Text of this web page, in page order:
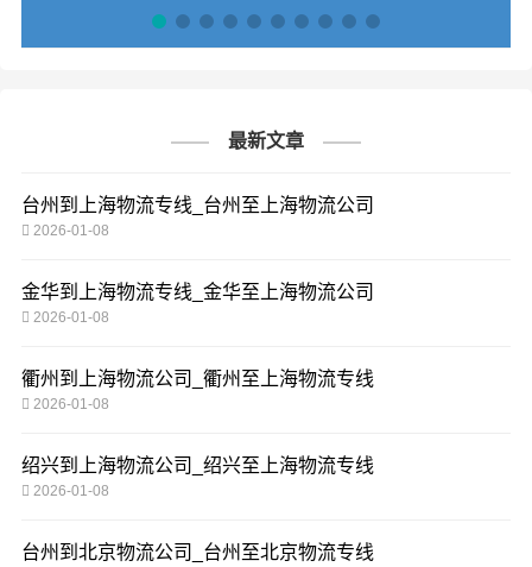
最新文章
台州到上海物流专线_台州至上海物流公司
2026-01-08
金华到上海物流专线_金华至上海物流公司
2026-01-08
衢州到上海物流公司_衢州至上海物流专线
2026-01-08
绍兴到上海物流公司_绍兴至上海物流专线
2026-01-08
台州到北京物流公司_台州至北京物流专线